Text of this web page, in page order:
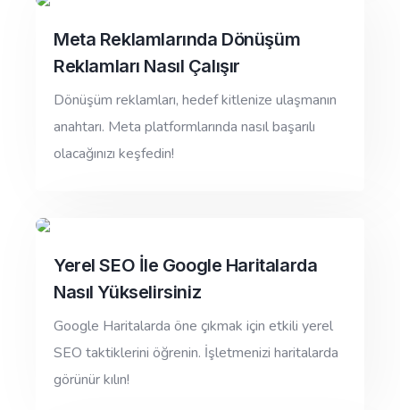
Meta Reklamlarında Dönüşüm
Reklamları Nasıl Çalışır
Dönüşüm reklamları, hedef kitlenize ulaşmanın
anahtarı. Meta platformlarında nasıl başarılı
olacağınızı keşfedin!
Yerel SEO İle Google Haritalarda
Nasıl Yükselirsiniz
Google Haritalarda öne çıkmak için etkili yerel
SEO taktiklerini öğrenin. İşletmenizi haritalarda
görünür kılın!